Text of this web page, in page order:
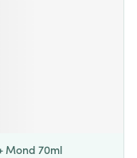
Mond 70ml